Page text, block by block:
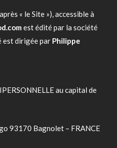
« le Site »), accessible à
est édité par la société
est dirigée par Philippe
au capital de
93170 Bagnolet – FRANCE